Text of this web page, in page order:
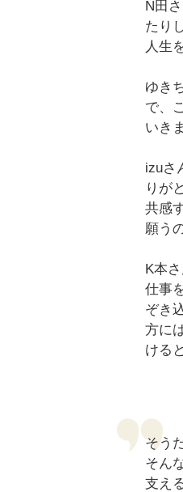
N田
たり
人生
ゆき
で、
いき
izuさ
りが
共感
願う
K本
仕事
ぞき
方に
ける
そう
そん
支え